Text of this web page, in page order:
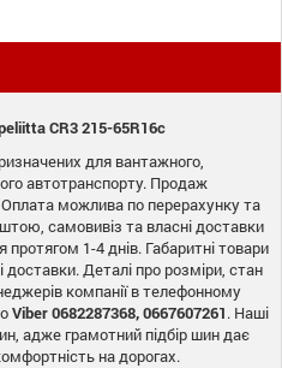
CR3 215-65R16c
для вантажного,
автотранспорту. Продаж
можлива по перерахунку та
самовивіз та власні доставки
протягом 1-4 днів. Габаритні товари
Деталі про розміри, стан
компанії в телефонному
Viber 0682287368, 0667607261. Наші
адже грамотний підбір шин дає
на дорогах.